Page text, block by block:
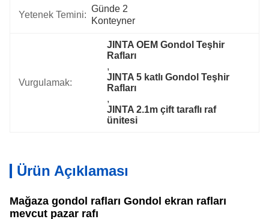
Yetenek Temini:
Günde 2
Konteyner
Vurgulamak:
JINTA OEM Gondol Teşhir
Rafları
,
JINTA 5 katlı Gondol Teşhir
Rafları
,
JINTA 2.1m çift taraflı raf
ünitesi
Ürün Açıklaması
Mağaza gondol rafları Gondol ekran rafları
mevcut pazar rafı